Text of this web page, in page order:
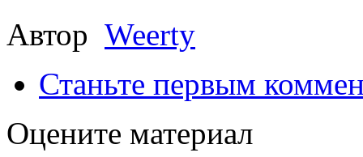
Автор Weerty
Станьте первым
Оцените материал